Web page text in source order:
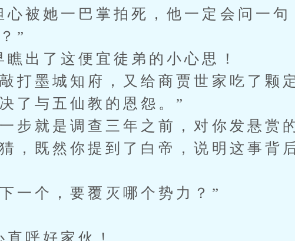
被她一巴掌拍死，他一定会问一句
”
出了这便宜徒弟的小心思！
墨城知府，又给商贾世家吃了颗
与五仙教的恩怨。”
就是调查三年之前，对你发悬赏
既然你提到了白帝，说明这事背
个，要覆灭哪个势力？”
呼好家伙！